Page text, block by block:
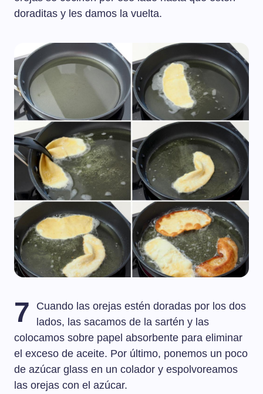
doraditas y les damos la vuelta.
7
Cuando las orejas estén doradas por los dos
lados, las sacamos de la sartén y las
colocamos sobre papel absorbente para eliminar
el exceso de aceite. Por último, ponemos un poco
de azúcar glass en un colador y espolvoreamos
las orejas con el azúcar.